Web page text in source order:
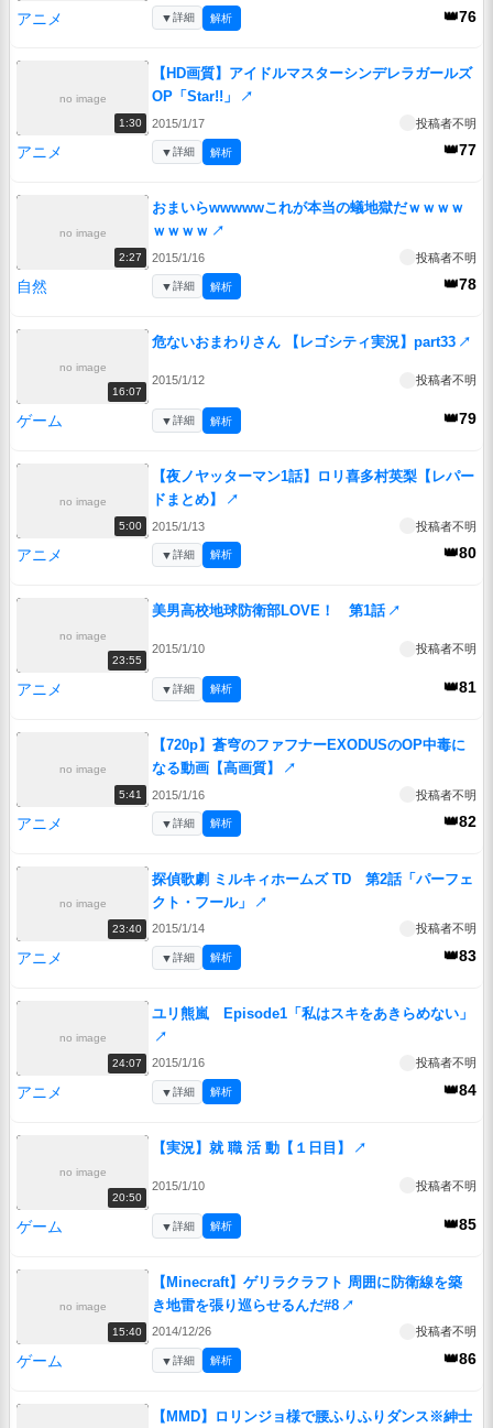
アニメ 👑76
▼詳細 解析
no image
1:30
【HD画質】アイドルマスターシンデレラガールズ
OP「Star!!」
↗
2015/1/17 投稿者不明
アニメ 👑77
▼詳細 解析
no image
2:27
おまいらwwwwwこれが本当の蟻地獄だｗｗｗｗ
ｗｗｗｗ ↗
2015/1/16 投稿者不明
自然 👑78
▼詳細 解析
no image
16:07
危ないおまわりさん 【レゴシティ実況】part33 ↗
2015/1/12 投稿者不明
ゲーム 👑79
▼詳細 解析
no image
5:00
【夜ノヤッターマン1話】ロリ喜多村英梨【レパー
ドまとめ】
↗
2015/1/13 投稿者不明
アニメ 👑80
▼詳細 解析
no image
23:55
美男高校地球防衛部LOVE！ 第1話 ↗
2015/1/10 投稿者不明
アニメ 👑81
▼詳細 解析
no image
5:41
【720p】蒼穹のファフナーEXODUSのOP中毒に
なる動画【高画質】
↗
2015/1/16 投稿者不明
アニメ 👑82
▼詳細 解析
no image
23:40
探偵歌劇 ミルキィホームズ TD 第2話「パーフェ
クト・フール」
↗
2015/1/14 投稿者不明
アニメ 👑83
▼詳細 解析
no image
24:07
ユリ熊嵐 Episode1「私はスキをあきらめない」
↗
2015/1/16 投稿者不明
アニメ 👑84
▼詳細 解析
no image
20:50
【実況】就 職 活 動【１日目】 ↗
2015/1/10 投稿者不明
ゲーム 👑85
▼詳細 解析
no image
15:40
【Minecraft】ゲリラクラフト 周囲に防衛線を築
き地雷を張り巡らせるんだ#8 ↗
2014/12/26 投稿者不明
ゲーム 👑86
▼詳細 解析
【MMD】ロリンジョ様で腰ふりふりダンス※紳士